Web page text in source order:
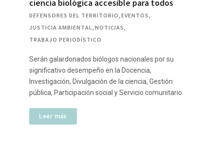
ciencia biológica accesible para todos
DEFENSORES DEL TERRITORIO, EVENTOS,
JUSTICIA AMBIENTAL, NOTICIAS,
TRABAJO PERIODÍSTICO
Serán galardonados biólogos nacionales por su
significativo desempeño en la Docencia,
Investigación, Divulgación de la ciencia, Gestión
pública, Participación social y Servicio comunitario.
Leer más